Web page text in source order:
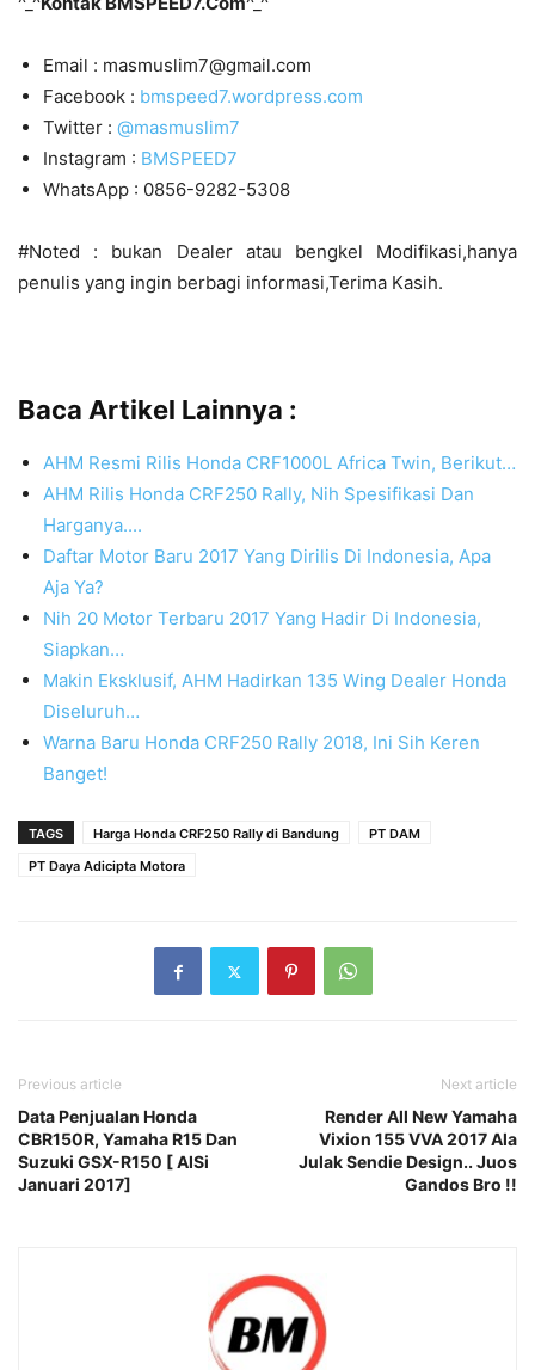
Email : masmuslim7@gmail.com
Facebook : bmspeed7.wordpress.com
Twitter : @masmuslim7
Instagram : BMSPEED7
WhatsApp : 0856-9282-5308
#Noted : bukan Dealer atau bengkel Modifikasi,hanya
penulis yang ingin berbagi informasi,Terima Kasih.
Baca Artikel Lainnya :
AHM Resmi Rilis Honda CRF1000L Africa Twin, Berikut…
AHM Rilis Honda CRF250 Rally, Nih Spesifikasi Dan
Harganya....
Daftar Motor Baru 2017 Yang Dirilis Di Indonesia, Apa
Aja Ya?
Nih 20 Motor Terbaru 2017 Yang Hadir Di Indonesia,
Siapkan…
Makin Eksklusif, AHM Hadirkan 135 Wing Dealer Honda
Diseluruh…
Warna Baru Honda CRF250 Rally 2018, Ini Sih Keren
Banget!
TAGS Harga Honda CRF250 Rally di Bandung
PT DAM
PT Daya Adicipta Motora
Previous article
Data Penjualan Honda
CBR150R, Yamaha R15 Dan
Suzuki GSX-R150 [ AISi
Januari 2017]
Next article
Render All New Yamaha
Vixion 155 VVA 2017 Ala
Julak Sendie Design.. Juos
Gandos Bro !!